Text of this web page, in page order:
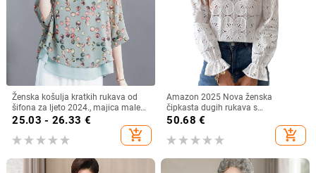
Ženska košulja kratkih rukava od
šifona za ljeto 2024., majica male
veličine, plus size
25.03 - 26.33 €
add_shopping_cart
Amazon 2025 Nova ženska
čipkasta dugih rukava s
podstavom, modna šuplja heklana
50.68 €
add_shopping_cart